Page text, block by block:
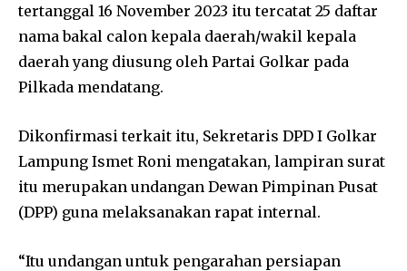
tertanggal 16 November 2023 itu tercatat 25 daftar
nama bakal calon kepala daerah/wakil kepala
daerah yang diusung oleh Partai Golkar pada
Pilkada mendatang.
Dikonfirmasi terkait itu, Sekretaris DPD I Golkar
Lampung Ismet Roni mengatakan, lampiran surat
itu merupakan undangan Dewan Pimpinan Pusat
(DPP) guna melaksanakan rapat internal.
“Itu undangan untuk pengarahan persiapan